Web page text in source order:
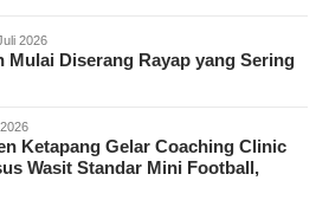
2026
Mulai Diserang Rayap yang Sering
Ketapang Gelar Coaching Clinic
Wasit Standar Mini Football,